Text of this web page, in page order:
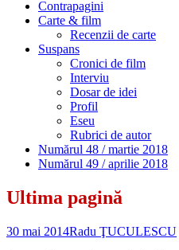
Contrapagini
Carte & film
Recenzii de carte
Suspans
Cronici de film
Interviu
Dosar de idei
Profil
Eseu
Rubrici de autor
Numărul 48 / martie 2018
Numărul 49 / aprilie 2018
Ultima pagină
30 mai 2014Radu ŢUCULESCU